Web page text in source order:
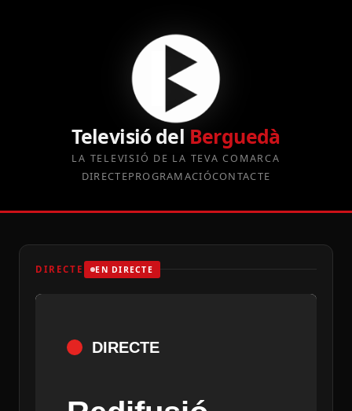
Televisió del Berguedà
LA TELEVISIÓ DE LA TEVA COMARCA
DIRECTEPROGRAMACIÓCONTACTE
DIRECTE EN DIRECTE
DIRECTE